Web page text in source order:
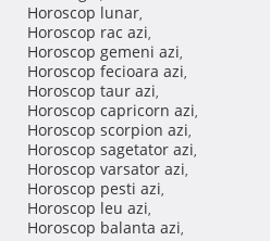
Horoscop lunar,
Horoscop rac azi,
Horoscop gemeni azi,
Horoscop fecioara azi,
Horoscop taur azi,
Horoscop capricorn azi,
Horoscop scorpion azi,
Horoscop sagetator azi,
Horoscop varsator azi,
Horoscop pesti azi,
Horoscop leu azi,
Horoscop balanta azi,